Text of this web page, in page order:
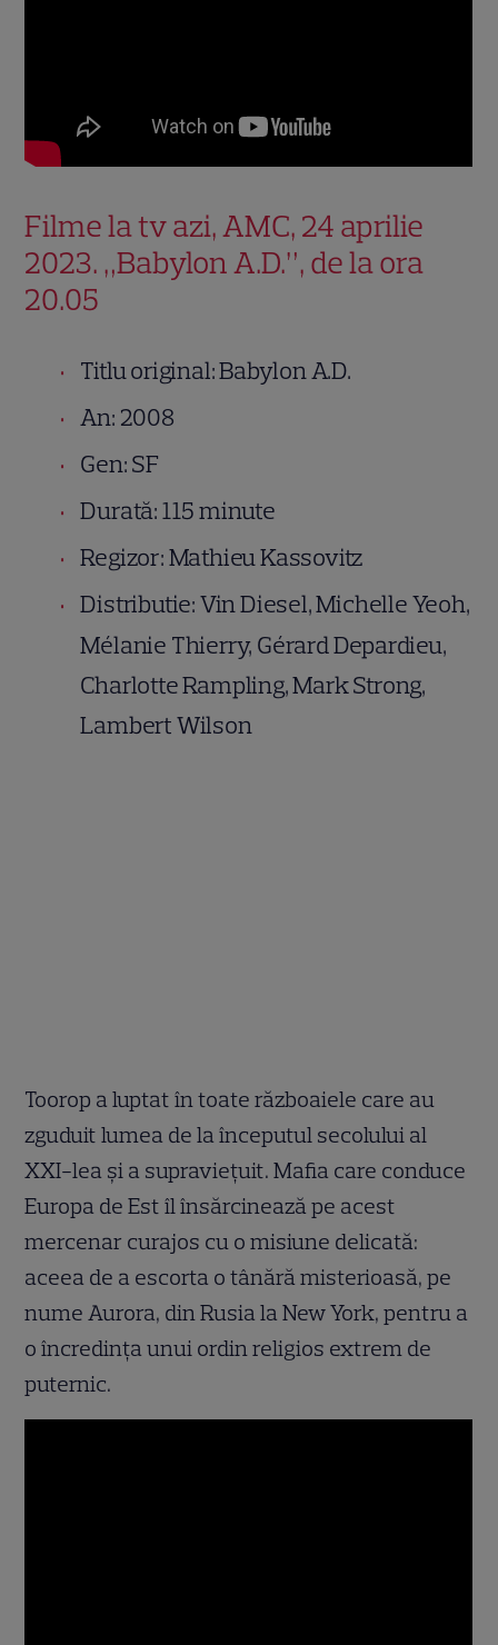
Filme la tv azi, AMC, 24 aprilie
2023. „Babylon A.D.”, de la ora
20.05
Titlu original: Babylon A.D.
An: 2008
Gen: SF
Durată: 115 minute
Regizor: Mathieu Kassovitz
Distributie: Vin Diesel, Michelle Yeoh,
Mélanie Thierry, Gérard Depardieu,
Charlotte Rampling, Mark Strong,
Lambert Wilson
Toorop a luptat în toate războaiele care au
zguduit lumea de la începutul secolului al
XXI-lea şi a supravieţuit. Mafia care conduce
Europa de Est îl însărcinează pe acest
mercenar curajos cu o misiune delicată:
aceea de a escorta o tânără misterioasă, pe
nume Aurora, din Rusia la New York, pentru a
o încredinţa unui ordin religios extrem de
puternic.